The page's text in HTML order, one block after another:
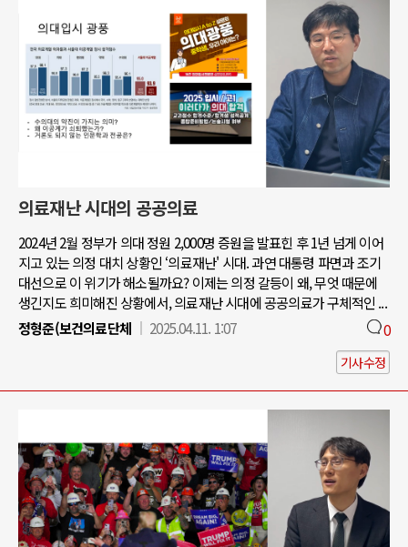
의료재난 시대의 공공의료
2024년 2월 정부가 의대 정원 2,000명 증원을 발표힌 후 1년 넘게 이어
지고 있는 의정 대치 상황인 ‘의료재난' 시대. 과연 대통령 파면과 조기
대선으로 이 위기가 해소될까요? 이제는 의정 갈등이 왜, 무엇 때문에
생긴지도 희미해진 상황에서, 의료재난 시대에 공공의료가 구체적인 ...
정형준(보건의료단체
2025.04.11. 1:07 0
기사수정